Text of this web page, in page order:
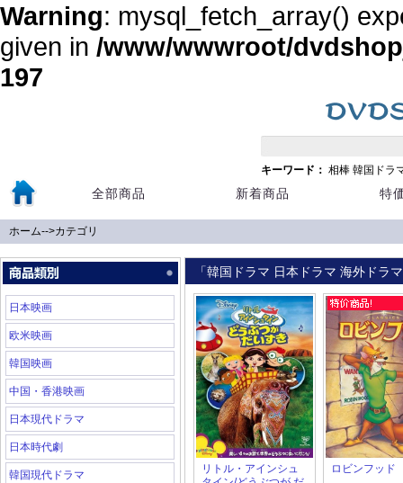
Warning: mysql_fetch_array()
given in /www/wwwroot/
197
キーワード： 相棒 韓国ドラ
全部商品 新着商品 特
ホーム-->カテゴリ
日本映画
欧米映画
韓国映画
中国・香港映画
日本現代ドラマ
日本時代劇
韓国現代ドラマ
「韓国ドラマ 日本ドラマ 海外ドラ
リトル・アインシュ
ロビンフッド